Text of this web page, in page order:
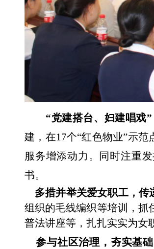
“党建搭台、妇建唱戏”
建， 在17个“红色物业”示
服务增添动力 。 同时注重
书。
多措并举关爱女职工，传
组织的毛线编织等培训， 抓
普法讲座等 ，扎扎实实为
参与社区治理， 夯实基础